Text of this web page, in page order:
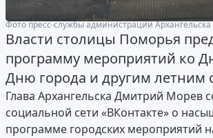
Фото пресс-службы администрации Архангельска
Власти столицы Поморья
программу мероприятий ко
Дню города и другим летним
Глава Архангельска Дмитрий Морев
социальной сети «ВКонтакте» о
программе городских мероприятий